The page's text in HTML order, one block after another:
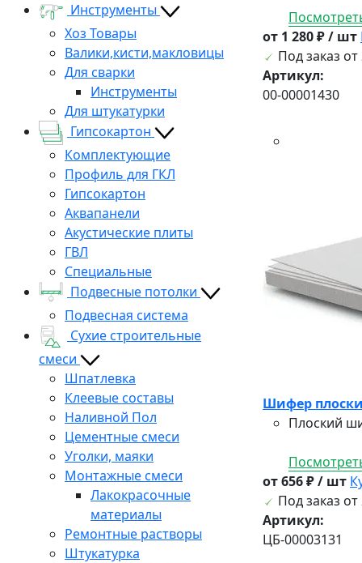
Инструменты
Хоз Товары
Валики,кисти,макловицы
Для сварки
Инструменты
Для штукатурки
Гипсокартон
Комплектующие
Профиль для ГКЛ
Гипсокартон
Аквапанели
Акустические плиты
ГВЛ
Специальные
Подвесные потолки
Подвесная система
Сухие строительные
смеси
Шпатлевка
Клеевые составы
Наливной Пол
Цементные смеси
Уголки, маяки
Монтажные смеси
Лакокрасочные
материалы
Ремонтные растворы
Штукатурка
от 1 280 ₽ / шт
Под заказ от
Артикул:
00-00001430
Шифер
Плоский
от 656 ₽ / шт
Под заказ от
Артикул:
ЦБ-00003131